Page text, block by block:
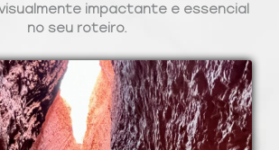
impactante e essencial
no seu roteiro.